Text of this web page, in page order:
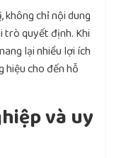
chỉ nội dung
trò quyết định. Khi
lại nhiều lợi ích
hiệu cho đến hỗ
và uy